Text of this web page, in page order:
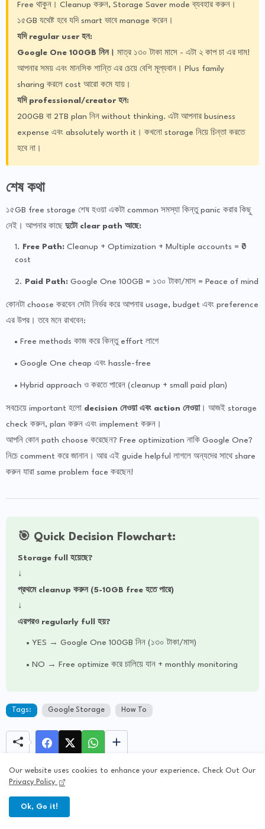
Free থাকুন। Cleanup করুন, Storage Saver mode ব্যবহার করুন।
১৫GB যথেষ্ট হবে যদি smart ভাবে manage করেন।
যদি regular user হন:
Google One 100GB নিন।
মাত্র ১৩০ টাকা মাসে - এটা ২ কাপ চা এর দাম!
আপনার সময় এবং মানসিক শান্তি এর চেয়ে বেশি মূল্যবান। Plus family
sharing করলে cost আরো কমে যায়।
যদি professional/creator হন:
200GB বা 2TB plan নিন without thinking. এটা আপনার business
expense এবং absolutely worth it। কখনো storage নিয়ে চিন্তা করতে
হবে না।
শেষ কথা
১৫GB free storage শেষ হওয়া একটা common সমস্যা কিন্তু panic করার কিছু
নেই। আপনার কাছে দুটো clear path আছে:
Free Path: Cleanup + Optimization + Multiple accounts = ₹0
cost
Paid Path: Google One 100GB = ১৩০ টাকা/মাস = Peace of mind
কোনটা choose করবেন সেটা নির্ভর করে আপনার usage, budget এবং preference
এর উপর। তবে মনে রাখবেন:
Free methods কাজ করে কিন্তু effort লাগে
Google One cheap এবং hassle-free
Hybrid approach ও করতে পারেন (cleanup + small paid plan)
সবচেয়ে important হলো decision নেওয়া এবং action নেওয়া। আজই storage
check করুন, plan করুন এবং implement করুন।
আপনি কোন path choose করেছেন? Free optimization নাকি Google One?
নিচে comment করে জানান। আর এই guide helpful লাগলে অন্যদের সাথে share
করুন যারা same problem face করছেন!
🎯 Quick Decision Flowchart:
Storage full হয়েছে?
↓
প্রথমে cleanup করুন (5-10GB free হতে পারে)
↓
এরপরও regularly full হয়?
YES → Google One 100GB নিন (১৩০ টাকা/মাস)
NO → Free optimize করে চালিয়ে যান + monthly monitoring
Tags: Google Storage How To
OLDER
Our website uses cookies to enhance your experience. Check Out Our
Privacy Policy
Ok, Go it!